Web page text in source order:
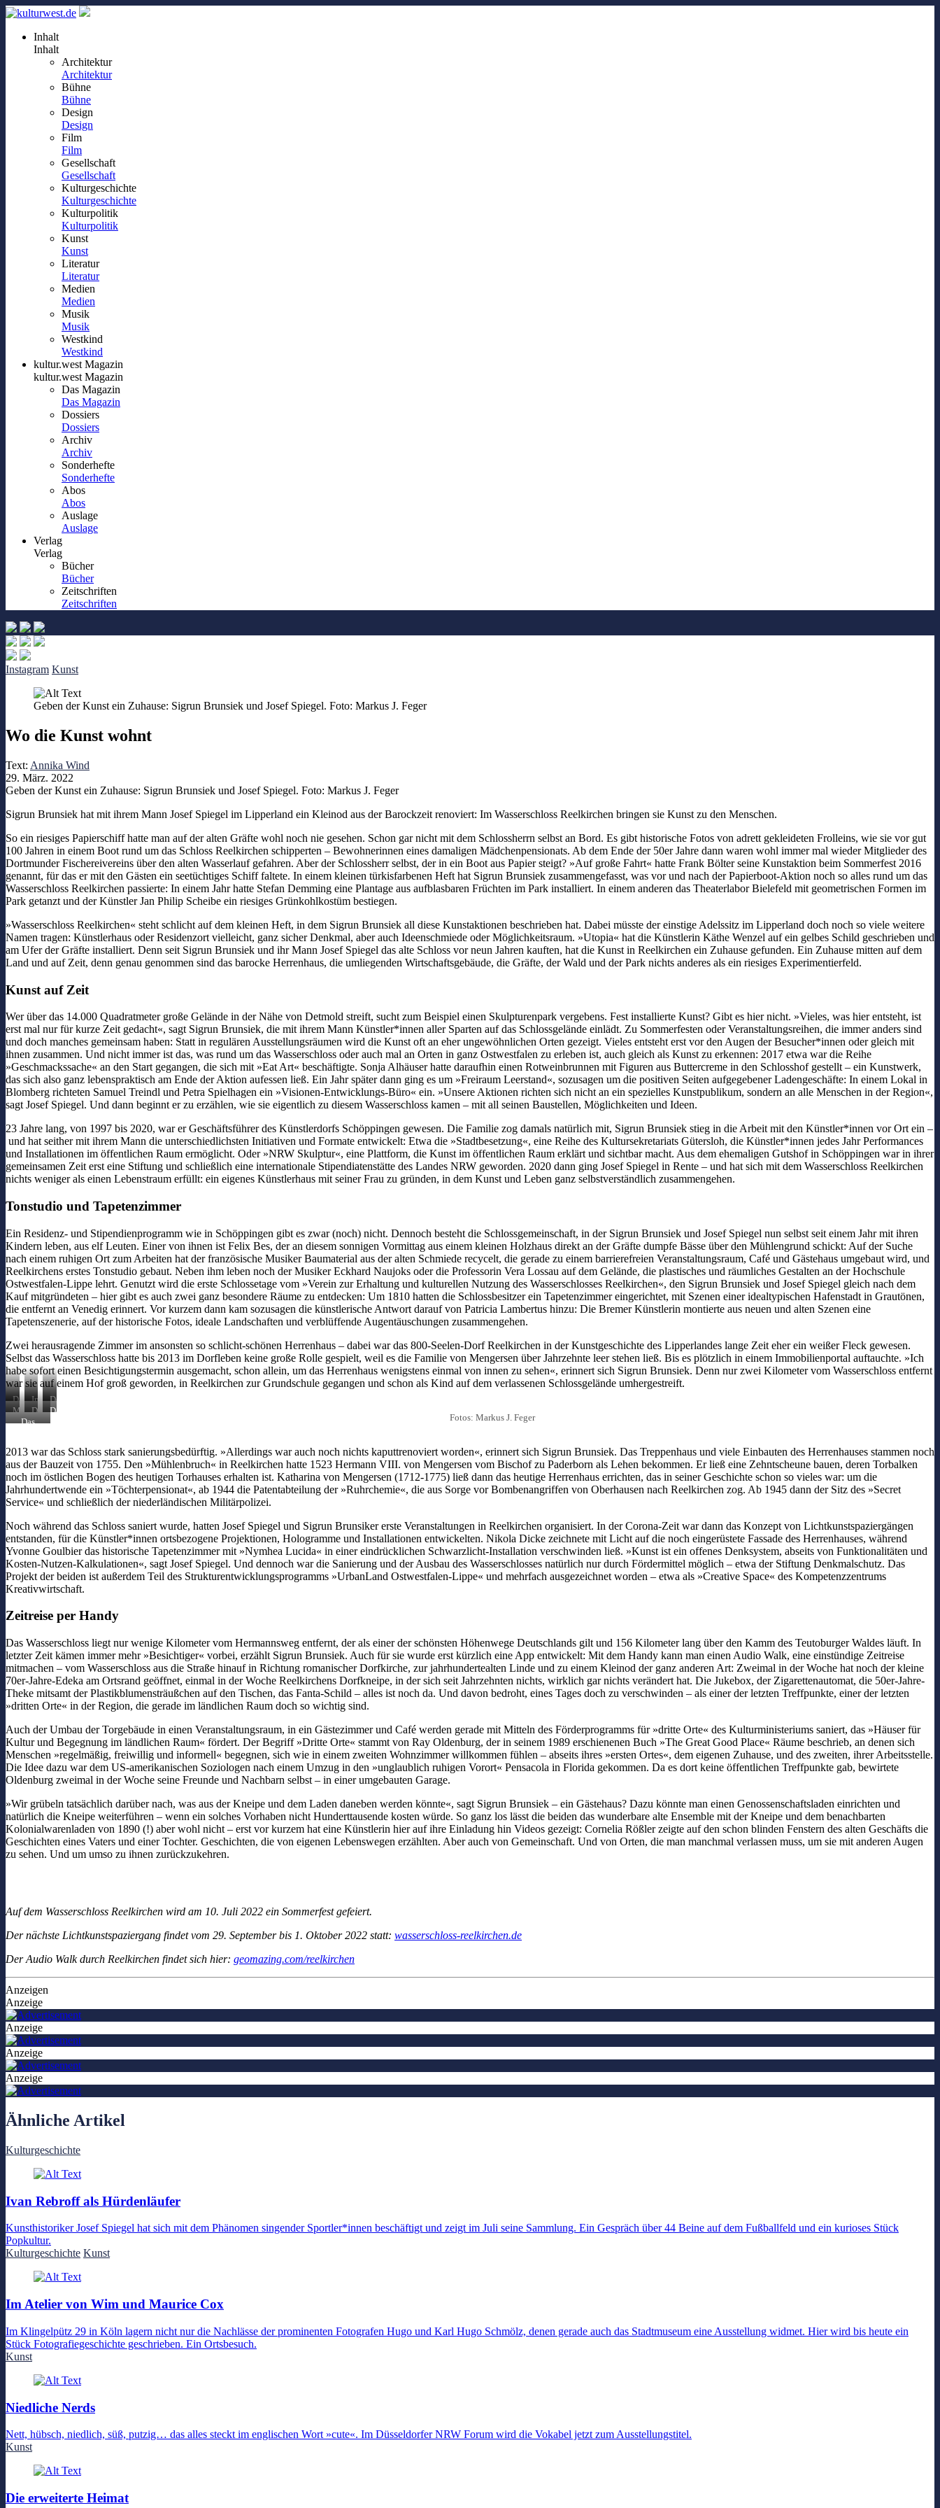
Inhalt
Inhalt
Architektur
Architektur
Bühne
Bühne
Design
Design
Film
Film
Gesellschaft
Gesellschaft
Kulturgeschichte
Kulturgeschichte
Kulturpolitik
Kulturpolitik
Kunst
Kunst
Literatur
Literatur
Medien
Medien
Musik
Musik
Westkind
Westkind
kultur.west Magazin
kultur.west Magazin
Das Magazin
Das Magazin
Dossiers
Dossiers
Archiv
Archiv
Sonderhefte
Sonderhefte
Abos
Abos
Auslage
Auslage
Verlag
Verlag
Bücher
Bücher
Zeitschriften
Zeitschriften
Instagram Kunst
Geben der Kunst ein Zuhause: Sigrun Brunsiek und Josef Spiegel. Foto: Markus J. Feger
Wo die Kunst wohnt
Text: Annika Wind
29. März. 2022
Geben der Kunst ein Zuhause: Sigrun Brunsiek und Josef Spiegel. Foto: Markus J. Feger
Sigrun Brunsiek hat mit ihrem Mann Josef Spiegel im Lipperland ein Kleinod aus der Barockzeit renoviert: Im Wasserschloss Reelkirchen bringen sie Kunst zu den Menschen.
So ein riesiges Papierschiff hatte man auf der alten Gräfte wohl noch nie gesehen. Schon gar nicht mit dem Schlossherrn selbst an Bord. Es gibt historische Fotos von adrett gekleideten Frolleins, wie sie vor gut
100 Jahren in einem Boot rund um das Schloss Reelkirchen schipperten – Bewohnerinnen eines damaligen Mädchenpensionats. Ab dem Ende der 50er Jahre dann waren wohl immer mal wieder Mitglieder des
Dortmunder Fischereivereins über den alten Wasserlauf gefahren. Aber der Schlossherr selbst, der in ein Boot aus Papier steigt? »Auf große Fahrt« hatte Frank Bölter seine Kunstaktion beim Sommerfest 2016
genannt, für das er mit den Gästen ein seetüchtiges Schiff faltete. In einem kleinen türkisfarbenen Heft hat Sigrun Brunsiek zusammengefasst, was vor und nach der Papierboot-Aktion noch so alles rund um das
Wasserschloss Reelkirchen passierte: In einem Jahr hatte Stefan Demming eine Plantage aus aufblasbaren Früchten im Park installiert. In einem anderen das Theaterlabor Bielefeld mit geometrischen Formen im
Park getanzt und der Künstler Jan Philip Scheibe ein riesiges Grünkohlkostüm bestiegen.
»Wasserschloss Reelkirchen« steht schlicht auf dem kleinen Heft, in dem Sigrun Brunsiek all diese Kunstaktionen beschrieben hat. Dabei müsste der einstige Adelssitz im Lipperland doch noch so viele weitere
Namen tragen: Künstlerhaus oder Residenzort vielleicht, ganz sicher Denkmal, aber auch Ideenschmiede oder Möglichkeitsraum. »Utopia« hat die Künstlerin Käthe Wenzel auf ein gelbes Schild geschrieben und
am Ufer der Gräfte installiert. Denn seit Sigrun Brunsiek und ihr Mann Josef Spiegel das alte Schloss vor neun Jahren kauften, hat die Kunst in Reelkirchen ein Zuhause gefunden. Ein Zuhause mitten auf dem
Land und auf Zeit, denn genau genommen sind das barocke Herrenhaus, die umliegenden Wirtschaftsgebäude, die Gräfte, der Wald und der Park nichts anderes als ein riesiges Experimentierfeld.
Kunst auf Zeit
Wer über das 14.000 Quadratmeter große Gelände in der Nähe von Detmold streift, sucht zum Beispiel einen Skulpturenpark vergebens. Fest installierte Kunst? Gibt es hier nicht. »Vieles, was hier entsteht, ist
erst mal nur für kurze Zeit gedacht«, sagt Sigrun Brunsiek, die mit ihrem Mann Künstler*innen aller Sparten auf das Schlossgelände einlädt. Zu Sommerfesten oder Veranstaltungsreihen, die immer anders sind
und doch manches gemeinsam haben: Statt in regulären Ausstellungsräumen wird die Kunst oft an eher ungewöhnlichen Orten gezeigt. Vieles entsteht erst vor den Augen der Besucher*innen oder gleich mit
ihnen zusammen. Und nicht immer ist das, was rund um das Wasserschloss oder auch mal an Orten in ganz Ostwestfalen zu erleben ist, auch gleich als Kunst zu erkennen: 2017 etwa war die Reihe
»Geschmackssache« an den Start gegangen, die sich mit »Eat Art« beschäftigte. Sonja Alhäuser hatte daraufhin einen Rotweinbrunnen mit Figuren aus Buttercreme in den Schlosshof gestellt – ein Kunstwerk,
das sich also ganz lebenspraktisch am Ende der Aktion aufessen ließ. Ein Jahr später dann ging es um »Freiraum Leerstand«, sozusagen um die positiven Seiten aufgegebener Ladengeschäfte: In einem Lokal in
Blomberg richteten Samuel Treindl und Petra Spielhagen ein »Visionen-Entwicklungs-Büro« ein. »Unsere Aktionen richten sich nicht an ein spezielles Kunstpublikum, sondern an alle Menschen in der Region«,
sagt Josef Spiegel. Und dann beginnt er zu erzählen, wie sie eigentlich zu diesem Wasserschloss kamen – mit all seinen Baustellen, Möglichkeiten und Ideen.
23 Jahre lang, von 1997 bis 2020, war er Geschäftsführer des Künstlerdorfs Schöppingen gewesen. Die Familie zog damals natürlich mit, Sigrun Brunsiek stieg in die Arbeit mit den Künstler*innen vor Ort ein –
und hat seither mit ihrem Mann die unterschiedlichsten Initiativen und Formate entwickelt: Etwa die »Stadtbesetzung«, eine Reihe des Kultursekretariats Gütersloh, die Künstler*innen jedes Jahr Performances
und Installationen im öffentlichen Raum ermöglicht. Oder »NRW Skulptur«, eine Plattform, die Kunst im öffentlichen Raum erklärt und sichtbar macht. Aus dem ehemaligen Gutshof in Schöppingen war in ihrer
gemeinsamen Zeit erst eine Stiftung und schließlich eine internationale Stipendiatenstätte des Landes NRW geworden. 2020 dann ging Josef Spiegel in Rente – und hat sich mit dem Wasserschloss Reelkirchen
nichts weniger als einen Lebenstraum erfüllt: ein eigenes Künstlerhaus mit seiner Frau zu gründen, in dem Kunst und Leben ganz selbstverständlich zusammengehen.
Tonstudio und Tapetenzimmer
Ein Residenz- und Stipendienprogramm wie in Schöppingen gibt es zwar (noch) nicht. Dennoch besteht die Schlossgemeinschaft, in der Sigrun Brunsiek und Josef Spiegel nun selbst seit einem Jahr mit ihren
Kindern leben, aus elf Leuten. Einer von ihnen ist Felix Bes, der an diesem sonnigen Vormittag aus einem kleinen Holzhaus direkt an der Gräfte dumpfe Bässe über den Mühlengrund schickt: Auf der Suche
nach einem ruhigen Ort zum Arbeiten hat der französische Musiker Baumaterial aus der alten Schmiede recycelt, die gerade zu einem barrierefreien Veranstaltungsraum, Café und Gästehaus umgebaut wird, und
Reelkirchens erstes Tonstudio gebaut. Neben ihm leben noch der Musiker Eckhard Naujoks oder die Professorin Vera Lossau auf dem Gelände, die plastisches und räumliches Gestalten an der Hochschule
Ostwestfalen-Lippe lehrt. Genutzt wird die erste Schlossetage vom »Verein zur Erhaltung und kulturellen Nutzung des Wasserschlosses Reelkirchen«, den Sigrun Brunsiek und Josef Spiegel gleich nach dem
Kauf mitgründeten – hier gibt es auch zwei ganz besondere Räume zu entdecken: Um 1810 hatten die Schlossbesitzer ein Tapetenzimmer eingerichtet, mit Szenen einer idealtypischen Hafenstadt in Grautönen,
die entfernt an Venedig erinnert. Vor kurzem dann kam sozusagen die künstlerische Antwort darauf von Patricia Lambertus hinzu: Die Bremer Künstlerin montierte aus neuen und alten Szenen eine
Tapetenszenerie, auf der historische Fotos, ideale Landschaften und verblüffende Augentäuschungen zusammengehen.
Zwei herausragende Zimmer im ansonsten so schlicht-schönen Herrenhaus – dabei war das 800-Seelen-Dorf Reelkirchen in der Kunstgeschichte des Lipperlandes lange Zeit eher ein weißer Fleck gewesen.
Selbst das Wasserschloss hatte bis 2013 im Dorfleben keine große Rolle gespielt, weil es die Familie von Mengersen über Jahrzehnte leer stehen ließ. Bis es plötzlich in einem Immobilienportal auftauchte. »Ich
habe sofort einen Besichtigungstermin ausgemacht, schon allein, um das Herrenhaus wenigstens einmal von innen zu sehen«, erinnert sich Sigrun Brunsiek. Denn nur zwei Kilometer vom Wasserschloss entfernt
war sie auf einem Hof groß geworden, in Reelkirchen zur Grundschule gegangen und schon als Kind auf dem verlassenen Schlossgelände umhergestreift.
Das
Wasserschloss
von
auf
einem
Lehen
des
Bischofs
zu
In
der
Toreinfahrt
Fotos
zu
einem
(virtuellen)
Rundgang
ein.
Der
französische
Musiker
hat
Reelkirchens
erstes
Tonstudio
gebaut.
Möglichkeitsraum
und
Das
Treppenhaus
stammt
noch
aus
der
Bauzeit
von
Das
Tapetenzimmer
Das
von
Patricia
Lambertus.
Fotos: Markus J. Feger
2013 war das Schloss stark sanierungsbedürftig. »Allerdings war auch noch nichts kaputtrenoviert worden«, erinnert sich Sigrun Brunsiek. Das Treppenhaus und viele Einbauten des Herrenhauses stammen noch
aus der Bauzeit von 1755. Den »Mühlenbruch« in Reelkirchen hatte 1523 Hermann VIII. von Mengersen vom Bischof zu Paderborn als Lehen bekommen. Er ließ eine Zehntscheune bauen, deren Torbalken
noch im östlichen Bogen des heutigen Torhauses erhalten ist. Katharina von Mengersen (1712-1775) ließ dann das heutige Herrenhaus errichten, das in seiner Geschichte schon so vieles war: um die
Jahrhundertwende ein »Töchterpensionat«, ab 1944 die Patentabteilung der »Ruhrchemie«, die aus Sorge vor Bombenangriffen von Oberhausen nach Reelkirchen zog. Ab 1945 dann der Sitz des »Secret
Service« und schließlich der niederländischen Militärpolizei.
Noch während das Schloss saniert wurde, hatten Josef Spiegel und Sigrun Brunsiker erste Veranstaltungen in Reelkirchen organisiert. In der Corona-Zeit war dann das Konzept von Lichtkunstspaziergängen
entstanden, für die Künstler*innen ortsbezogene Projektionen, Hologramme und Installationen entwickelten. Nikola Dicke zeichnete mit Licht auf die noch eingerüstete Fassade des Herrenhauses, während
Yvonne Goulbier das historische Tapetenzimmer mit »Nymhea Lucida« in einer eindrücklichen Schwarzlicht-Installation verschwinden ließ. »Kunst ist ein offenes Denksystem, abseits von Funktionalitäten und
Kosten-Nutzen-Kalkulationen«, sagt Josef Spiegel. Und dennoch war die Sanierung und der Ausbau des Wasserschlosses natürlich nur durch Fördermittel möglich – etwa der Stiftung Denkmalschutz. Das
Projekt der beiden ist außerdem Teil des Strukturentwicklungsprogramms »UrbanLand Ostwestfalen-Lippe« und mehrfach ausgezeichnet worden – etwa als »Creative Space« des Kompetenzzentrums
Kreativwirtschaft.
Zeitreise per Handy
Das Wasserschloss liegt nur wenige Kilometer vom Hermannsweg entfernt, der als einer der schönsten Höhenwege Deutschlands gilt und 156 Kilometer lang über den Kamm des Teutoburger Waldes läuft. In
letzter Zeit kämen immer mehr »Besichtiger« vorbei, erzählt Sigrun Brunsiek. Auch für sie wurde erst kürzlich eine App entwickelt: Mit dem Handy kann man einen Audio Walk, eine einstündige Zeitreise
mitmachen – vom Wasserschloss aus die Straße hinauf in Richtung romanischer Dorfkirche, zur jahrhundertealten Linde und zu einem Kleinod der ganz anderen Art: Zweimal in der Woche hat noch der kleine
70er-Jahre-Edeka am Ortsrand geöffnet, einmal in der Woche Reelkirchens Dorfkneipe, in der sich seit Jahrzehnten nichts, wirklich gar nichts verändert hat. Die Jukebox, der Zigarettenautomat, die 50er-Jahre-
Theke mitsamt der Plastikblumensträußchen auf den Tischen, das Fanta-Schild – alles ist noch da. Und davon bedroht, eines Tages doch zu verschwinden – als einer der letzten Treffpunkte, einer der letzten
»dritten Orte« in der Region, die gerade im ländlichen Raum doch so wichtig sind.
Auch der Umbau der Torgebäude in einen Veranstaltungsraum, in ein Gästezimmer und Café werden gerade mit Mitteln des Förderprogramms für »dritte Orte« des Kulturministeriums saniert, das »Häuser für
Kultur und Begegnung im ländlichen Raum« fördert. Der Begriff »Dritte Orte« stammt von Ray Oldenburg, der in seinem 1989 erschienenen Buch »The Great Good Place« Räume beschrieb, an denen sich
Menschen »regelmäßig, freiwillig und informell« begegnen, sich wie in einem zweiten Wohnzimmer willkommen fühlen – abseits ihres »ersten Ortes«, dem eigenen Zuhause, und des zweiten, ihrer Arbeitsstelle.
Die Idee dazu war dem US-amerikanischen Soziologen nach einem Umzug in den »unglaublich ruhigen Vorort« Pensacola in Florida gekommen. Da es dort keine öffentlichen Treffpunkte gab, bewirtete
Oldenburg zweimal in der Woche seine Freunde und Nachbarn selbst – in einer umgebauten Garage.
»Wir grübeln tatsächlich darüber nach, was aus der Kneipe und dem Laden daneben werden könnte«, sagt Sigrun Brunsiek – ein Gästehaus? Dazu könnte man einen Genossenschaftsladen einrichten und
natürlich die Kneipe weiterführen – wenn ein solches Vorhaben nicht Hunderttausende kosten würde. So ganz los lässt die beiden das wunderbare alte Ensemble mit der Kneipe und dem benachbarten
Kolonialwarenladen von 1890 (!) aber wohl nicht – erst vor kurzem hat eine Künstlerin hier auf ihre Einladung hin Videos gezeigt: Cornelia Rößler zeigte auf den schon blinden Fenstern des alten Geschäfts die
Geschichten eines Vaters und einer Tochter. Geschichten, die von eigenen Lebenswegen erzählten. Aber auch von Gemeinschaft. Und von Orten, die man manchmal verlassen muss, um sie mit anderen Augen
zu sehen. Und um umso zu ihnen zurückzukehren.
Auf dem Wasserschloss Reelkirchen wird am 10. Juli 2022 ein Sommerfest gefeiert.
Der nächste Lichtkunstspaziergang findet vom 29. September bis 1. Oktober 2022 statt: wasserschloss-reelkirchen.de
Der Audio Walk durch Reelkirchen findet sich hier: geomazing.com/reelkirchen
Anzeigen
Anzeige
Anzeige
Anzeige
Anzeige
Ähnliche Artikel
Kulturgeschichte
Ivan Rebroff als Hürdenläufer
Kunsthistoriker Josef Spiegel hat sich mit dem Phänomen singender Sportler*innen beschäftigt und zeigt im Juli seine Sammlung. Ein Gespräch über 44 Beine auf dem Fußballfeld und ein kurioses Stück
Popkultur.
Kulturgeschichte Kunst
Im Atelier von Wim und Maurice Cox
Im Klingelpütz 29 in Köln lagern nicht nur die Nachlässe der prominenten Fotografen Hugo und Karl Hugo Schmölz, denen gerade auch das Stadtmuseum eine Ausstellung widmet. Hier wird bis heute ein
Stück Fotografiegeschichte geschrieben. Ein Ortsbesuch.
Kunst
Niedliche Nerds
Nett, hübsch, niedlich, süß, putzig… das alles steckt im englischen Wort »cute«. Im Düsseldorfer NRW Forum wird die Vokabel jetzt zum Ausstellungstitel.
Kunst
Die erweiterte Heimat